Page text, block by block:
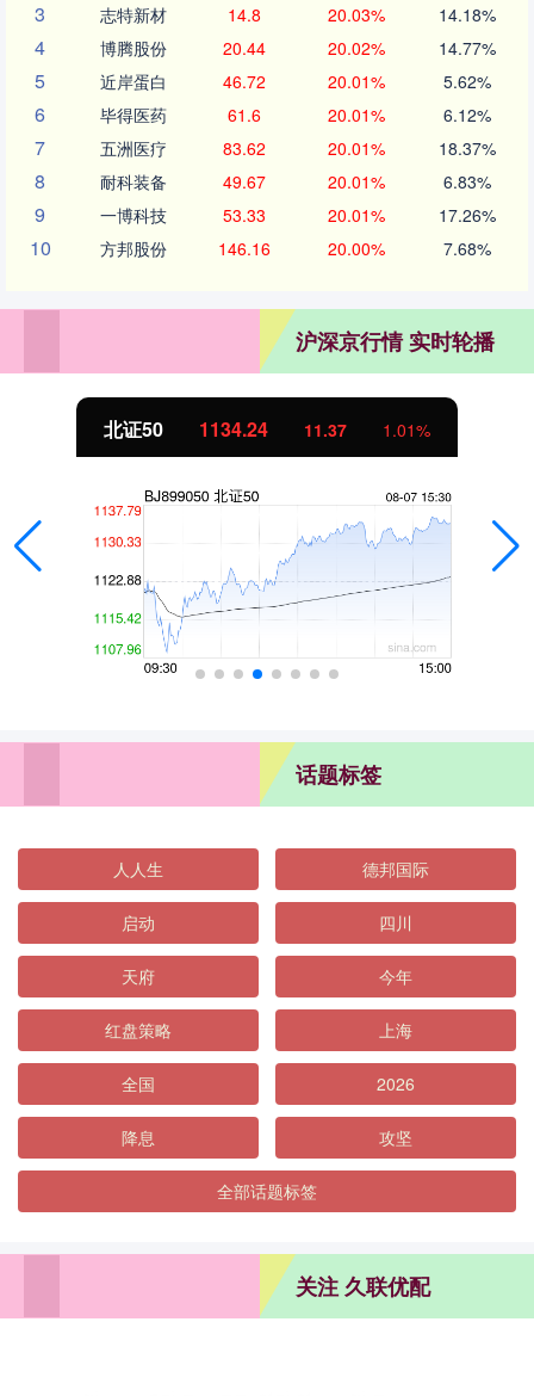
3 志特新材 14.8 20.03% 14.18%
4 博腾股份 20.44 20.02% 14.77%
5 近岸蛋白 46.72 20.01% 5.62%
6 毕得医药 61.6 20.01% 6.12%
7 五洲医疗 83.62 20.01% 18.37%
8 耐科装备 49.67 20.01% 6.83%
9 一博科技 53.33 20.01% 17.26%
10 方邦股份 146.16 20.00% 7.68%
沪深京行情 实时轮播
北证50 1134.24 11.37 1.01%
话题标签
人人生 德邦国际
启动 四川
天府 今年
红盘策略 上海
全国 2026
降息 攻坚
全部话题标签
关注 久联优配